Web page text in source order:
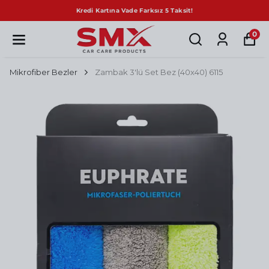
Kredi Kartına Vade Farksız 5 Taksit!
0
Mikrofiber Bezler Zambak 3'lü Set Bez (40x40) 6115